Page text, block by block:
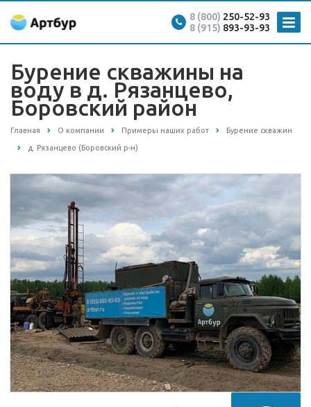
8 (800) 250-52-93
8 (915) 893-93-93
Бурение скважины на
воду в д. Рязанцево,
Боровский район
Главная О компании Примеры наших работ Бурение скважин
д. Рязанцево (Боровский р-н)